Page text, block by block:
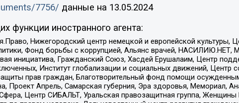
7756/ данные на 13.05.2024
функции иностранного агента:
Нижегородский центр немецкой и европейской культуры,
Фонд борьбы с коррупцией, Альянс врачей, НАСИЛИЮ.НЕТ,
инициатива, Гражданский Союз, Хасдей Ерушалаим, Центр
Институт глобализации и социальных движений, Центр
прав граждан, Благотворительный фонд помощи
Проект Апрель, Самарская губерния, Эра здоровья, Мемориал,
Центр СИБАЛЬТ, Уральская правозащитная группа,